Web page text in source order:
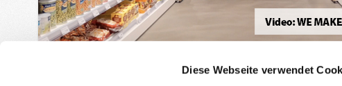
Diese Webseite verwendet